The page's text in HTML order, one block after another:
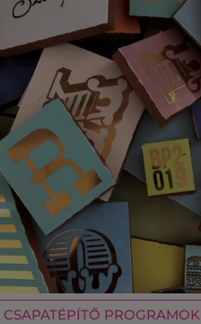
CSAPATÉPÍTŐ PROGRAMOK